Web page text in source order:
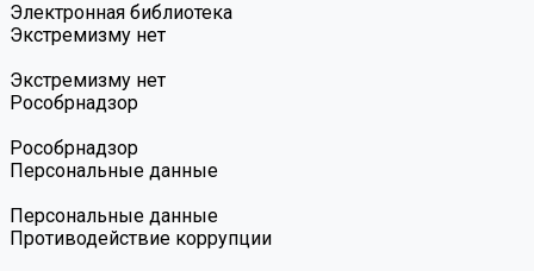
Электронная библиотека
Экстремизму нет
Экстремизму нет
Роcобрнадзор
Роcобрнадзор
Персональные данные
Персональные данные
Противодействие коррупции